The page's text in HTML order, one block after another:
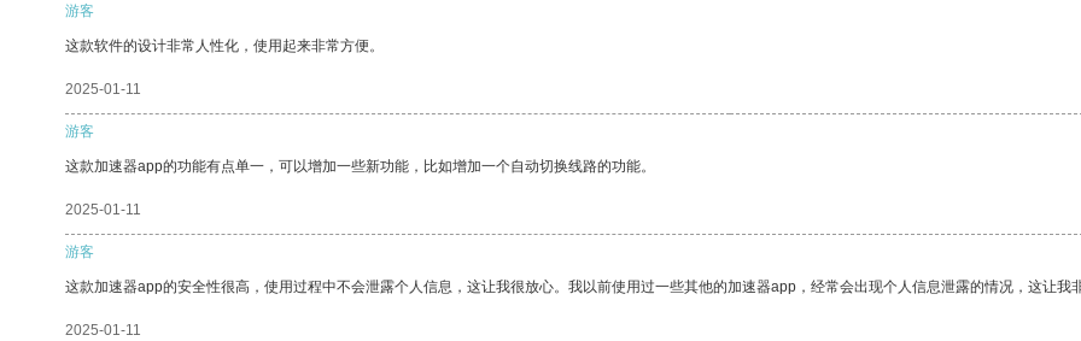
游客
这款软件的设计非常人性化，使用起来非常方便。
2025-01-11
游客
这款加速器app的功能有点单一，可以增加一些新功能，比如增加一个自动切换线路的功能。
2025-01-11
游客
这款加速器app的安全性很高，使用过程中不会泄露个人信息，这让我很放心。我以前使用过一些其他的加速器app，经常会出现个人信息泄露的情况，这让我
2025-01-11